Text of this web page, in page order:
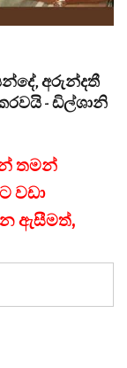
අරුන්දතී
- ඩිල්ශානි
තමන්
වඩා
ඇසීමත්,